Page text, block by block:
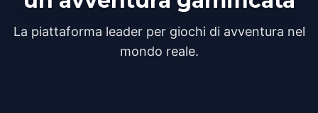
La piattaforma leader per giochi di avventura nel
mondo reale.